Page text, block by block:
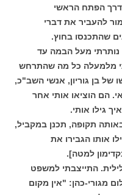
דרך הפתח הראשי
להעביר את דברי
שהתכנסו בחוץ.
נותרתי מעל הבמה עד
מלמעלה כל מה שהתרחש
של בן גוריון, אנשי השב"כ,
הם הוציאו אותי אחר
גילו אותי.
תקופה, תכנן במקביל,
אותו הגבירו את
למטה].
התייצבתי למשפט
מגורי-כהן: "אין מקום